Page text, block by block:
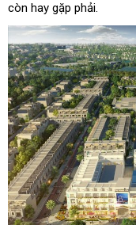
còn hay gặp phải.